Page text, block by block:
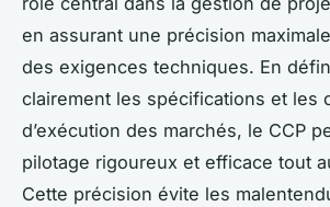
en assurant une précision
des exigences techniques. En
clairement les spécifications et les
d’exécution des marchés, le CCP
pilotage rigoureux et efficace tout
Cette précision évite les